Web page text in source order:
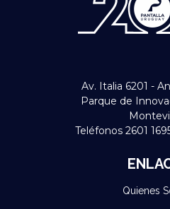
Av. Italia 6201 -
Parque de
Teléfonos 2601
Quienes